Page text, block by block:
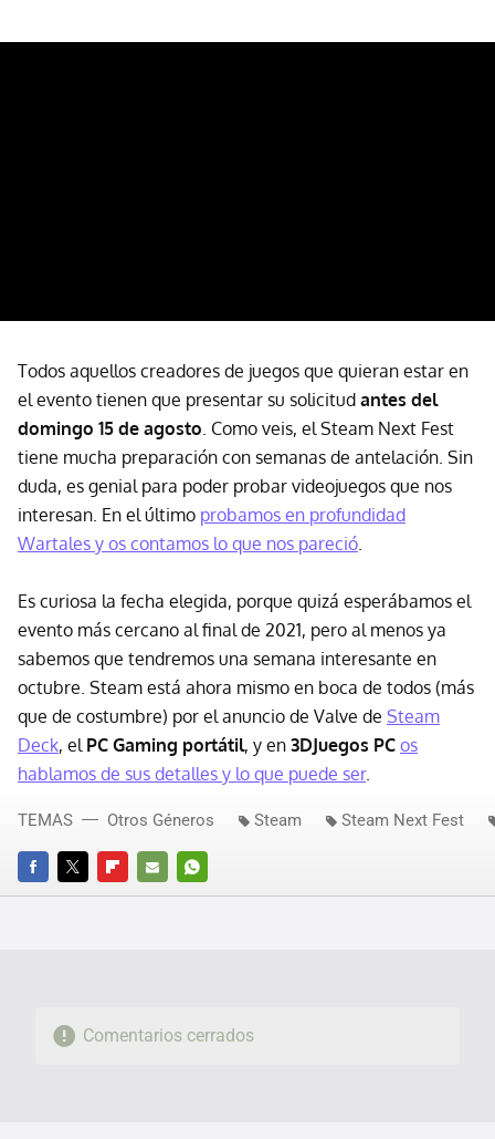
Todos aquellos creadores de juegos que quieran estar en
el evento tienen que presentar su solicitud antes del
domingo 15 de agosto . Como veis, el Steam Next Fest
tiene mucha preparación con semanas de antelación. Sin
duda, es genial para poder probar videojuegos que nos
interesan. En el último probamos en profundidad
Wartales y os contamos lo que nos pareció
Es curiosa la fecha elegida, porque quizá esperábamos el
evento más cercano al final de 2021, pero al menos ya
sabemos que tendremos una semana interesante en
octubre. Steam está ahora mismo en boca de todos (más
que de costumbre) por el anuncio de Valve de Steam
Deck, el PC Gaming portátil, y en 3DJuegos PC os
hablamos de sus detalles y lo que puede ser.
FACEBOOKTWITTERFLIPBOARD
E-
WHATSAPP
TEMAS Otros Géneros Steam Steam Next Fest
Comentarios cerrados